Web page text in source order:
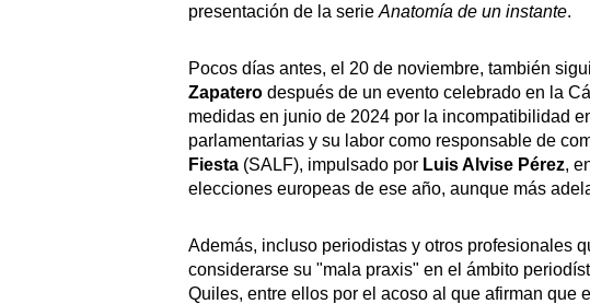
presentación de la serie Anatomía de un instante.
Pocos días antes, el 20 de noviembre, también
Zapatero después de un evento celebrado en la
medidas en junio de 2024 por la incompatibilidad
parlamentarias y su labor como responsable de
Fiesta (SALF), impulsado por Luis Alvise Pérez,
elecciones europeas de ese año, aunque más
Además, incluso periodistas y otros profesionales
considerarse su "mala praxis" en el ámbito
Quiles, entre ellos por el acoso al que afirman que